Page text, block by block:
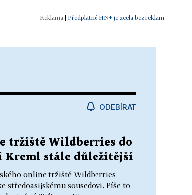
| Předplatné HN+ je zcela bez reklam.
ODEBÍRAT
tržiště Wildberries do
Kreml stále důležitější
online tržiště Wildberries
sousedovi. Píše to